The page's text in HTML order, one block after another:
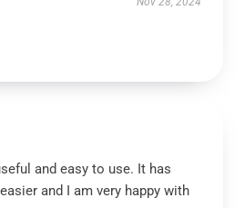
and easy to use. It has
and I am very happy with